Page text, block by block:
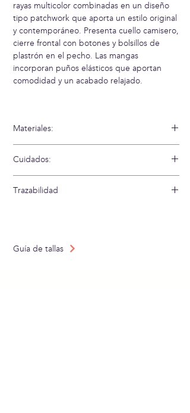
rayas multicolor combinadas en un diseño
tipo patchwork que aporta un estilo original
y contemporáneo. Presenta cuello camisero,
cierre frontal con botones y bolsillos de
plastrón en el pecho. Las mangas
incorporan puños elásticos que aportan
comodidad y un acabado relajado.
Materiales:
Cuidados:
Trazabilidad
Guía de tallas